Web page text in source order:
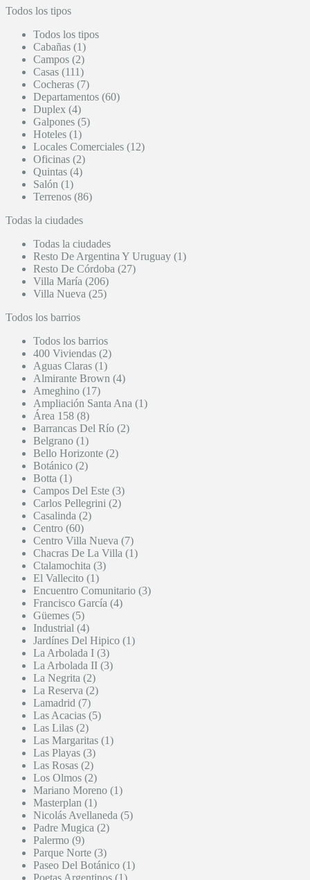
Todos los tipos
Todos los tipos
Cabañas (1)
Campos (2)
Casas (111)
Cocheras (7)
Departamentos (60)
Duplex (4)
Galpones (5)
Hoteles (1)
Locales Comerciales (12)
Oficinas (2)
Quintas (4)
Salón (1)
Terrenos (86)
Todas la ciudades
Todas la ciudades
Resto De Argentina Y Uruguay (1)
Resto De Córdoba (27)
Villa María (206)
Villa Nueva (25)
Todos los barrios
Todos los barrios
400 Viviendas (2)
Aguas Claras (1)
Almirante Brown (4)
Ameghino (17)
Ampliación Santa Ana (1)
Área 158 (8)
Barrancas Del Río (2)
Belgrano (1)
Bello Horizonte (2)
Botánico (2)
Botta (1)
Campos Del Este (3)
Carlos Pellegrini (2)
Casalinda (2)
Centro (60)
Centro Villa Nueva (7)
Chacras De La Villa (1)
Ctalamochita (3)
El Vallecito (1)
Encuentro Comunitario (3)
Francisco García (4)
Güemes (5)
Industrial (4)
Jardínes Del Hipico (1)
La Arbolada I (3)
La Arbolada II (3)
La Negrita (2)
La Reserva (2)
Lamadrid (7)
Las Acacias (5)
Las Lilas (2)
Las Margaritas (1)
Las Playas (3)
Las Rosas (2)
Los Olmos (2)
Mariano Moreno (1)
Masterplan (1)
Nicolás Avellaneda (5)
Padre Mugica (2)
Palermo (9)
Parque Norte (3)
Paseo Del Botánico (1)